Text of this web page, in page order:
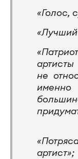
«Голос,
не
артист»;